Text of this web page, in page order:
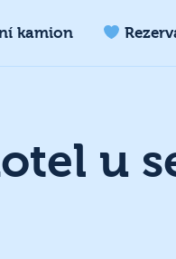
kamion
u